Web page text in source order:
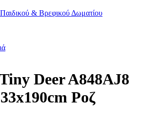
& Βρεφικού Δωματίου
Deer A848AJ8
Ροζ